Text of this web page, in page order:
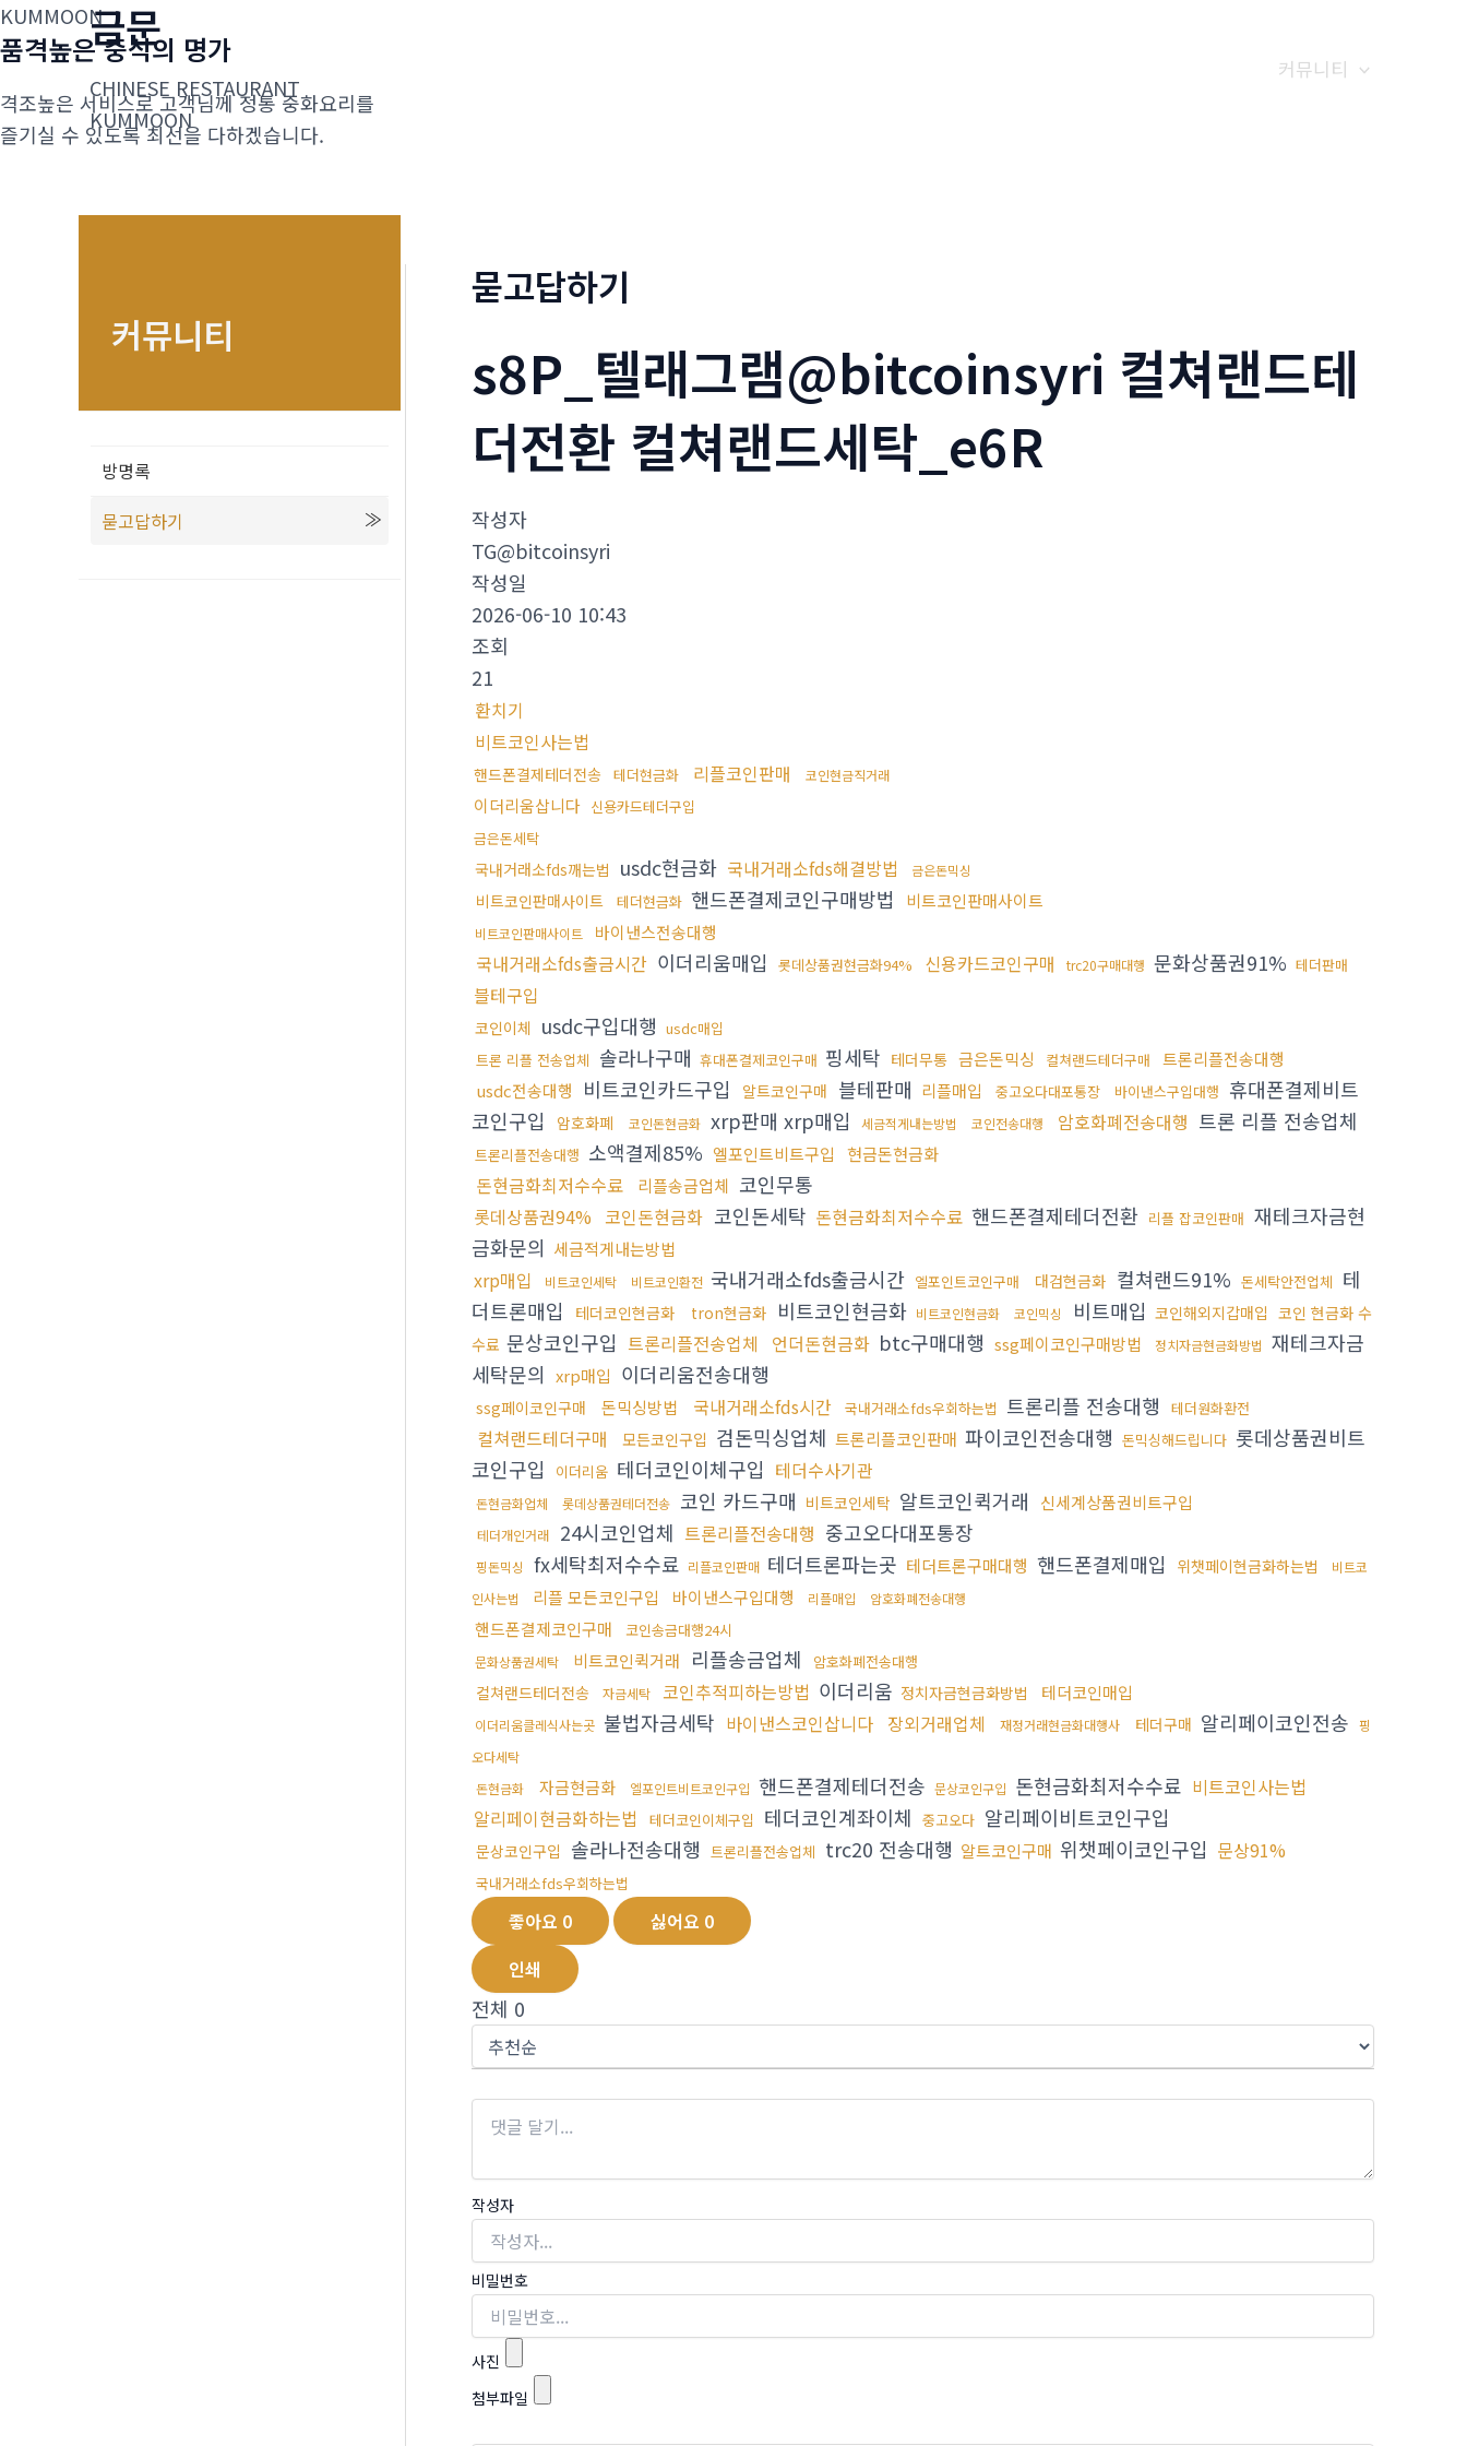
콘
텐
로
건
금문
CHINESE RESTAURANT
KUMMOON
커뮤니티
KUMMOON
품격높은 중식의 명가
격조높은 서비스로 고객님께 정통 중화요리를
즐기실 수 있도록 최선을 다하겠습니다.
커뮤니티
방명록
묻고답하기
묻고답하기
s8P_텔래그램@bitcoinsyri 컬쳐랜드테
더전환 컬쳐랜드세탁_e6R
작성자
TG@bitcoinsyri
작성일
2026-06-10 10:43
조회
21
환치기
비트코인사는법
핸드폰결제테더전송 테더현금화 리플코인판매 코인현금직거래
이더리움삽니다 신용카드테더구입
금은돈세탁
국내거래소fds깨는법 usdc현금화 국내거래소fds해결방법 금은돈믹싱
비트코인판매사이트 테더현금화 핸드폰결제코인구매방법 비트코인판매사이트
비트코인판매사이트 바이낸스전송대행
국내거래소fds출금시간 이더리움매입 롯데상품권현금화94% 신용카드코인구매 trc20구매대행 문화상품권91% 테더판매
블테구입
코인이체 usdc구입대행 usdc매입
트론 리플 전송업체 솔라나구매 휴대폰결제코인구매 핑세탁 테더무통 금은돈믹싱 컬쳐랜드테더구매
트론리플전송대행
usdc전송대행
비트코인카드구입 알트코인구매 블테판매 리플매입 중고오다대포통장 바이낸스구입대행 휴대폰결제비트
코인구입
암호화폐 코인돈현금화 xrp판매 xrp매입 세금적게내는방법 코인전송대행 암호화폐전송대행 트론 리플 전송업체
트론리플전송대행 소액결제85% 엘포인트비트구입 현금돈현금화
돈현금화최저수수료 리플송금업체 코인무통
롯데상품권94% 코인돈현금화 코인돈세탁 돈현금화최저수수료 핸드폰결제테더전환 리플 잡코인판매 재테크자금현
금화문의 세금적게내는방법
xrp매입 비트코인세탁 비트코인환전 국내거래소fds출금시간 엘포인트코인구매 대검현금화 컬쳐랜드91% 돈세탁안전업체 테
더트론매입
테더코인현금화 tron현금화 비트코인현금화 비트코인현금화 코인믹싱 비트매입 코인해외지갑매입 코인 현금화 수
수료 문상코인구입 트론리플전송업체 언더돈현금화 btc구매대행 ssg페이코인구매방법 정치자금현금화방법 재테크자금
세탁문의 xrp매입 이더리움전송대행
ssg페이코인구매 돈믹싱방법 국내거래소fds시간 국내거래소fds우회하는법 트론리플 전송대행 테더원화환전
컬쳐랜드테더구매 모든코인구입 검돈믹싱업체 트론리플코인판매 파이코인전송대행 돈믹싱해드립니다 롯데상품권비트
코인구입
이더리움 테더코인이체구입 테더수사기관
돈현금화업체 롯데상품권테더전송 코인 카드구매 비트코인세탁 알트코인퀵거래 신세계상품권비트구입
테더개인거래 24시코인업체 트론리플전송대행 중고오다대포통장
핑돈믹싱 fx세탁최저수수료 리플코인판매 테더트론파는곳 테더트론구매대행 핸드폰결제매입 위챗페이현금화하는법
비트코
인사는법
리플 모든코인구입 바이낸스구입대행 리플매입 암호화폐전송대행
핸드폰결제코인구매 코인송금대행24시
문화상품권세탁 비트코인퀵거래 리플송금업체 암호화폐전송대행
컬쳐랜드테더전송 자금세탁 코인추적피하는방법 이더리움 정치자금현금화방법 테더코인매입
이더리움클레식사는곳 불법자금세탁 바이낸스코인삽니다 장외거래업체 재정거래현금화대행사 테더구매 알리페이코인전송 핑
오다세탁
돈현금화
자금현금화 엘포인트비트코인구입 핸드폰결제테더전송 문상코인구입 돈현금화최저수수료 비트코인사는법
알리페이현금화하는법
테더코인이체구입 테더코인계좌이체 중고오다 알리페이비트코인구입
문상코인구입 솔라나전송대행 트론리플전송업체 trc20 전송대행 알트코인구매 위챗페이코인구입 문상91%
국내거래소fds우회하는법
좋아요 0 싫어요 0
인쇄
전체 0
작성자
비밀번호
사진
첨부파일